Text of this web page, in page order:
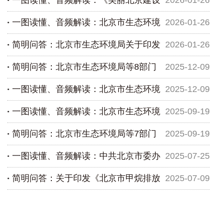
2026年行动计划》 2026-01-26
一图读懂、音频解读：北京市生态环境
局关于印发《北京市生态环境监测技术服务机构备
案管理办法（...
2026-01-26
简明问答：北京市生态环境局关于印发
《北京市生态环境监测技术服务机构备案管理办法
（试行）》的...
2025-12-09
简明问答：北京市生态环境局等8部门
关于印发《北京市碳足迹管理体系建设工作方案》
的通知
2025-12-09
一图读懂、音频解读：北京市生态环境
局等8部门关于印发《北京市碳足迹管理体系建设工
作方案》的通...
2025-09-19
一图读懂、音频解读：北京市生态环境
局等7部门关于调整《北京市促进国四及以下排放标
准老旧货车和...
2025-09-19
简明问答：北京市生态环境局等7部门
关于调整《北京市促进国四及以下排放标准老旧货
车和大中型客车...
2025-07-25
一图读懂、音频解读：中共北京市委办
公厅 北京市人民政府办公厅关于加强生态环境分区
2025-07-09
简明问答：关于印发《北京市甲烷排放